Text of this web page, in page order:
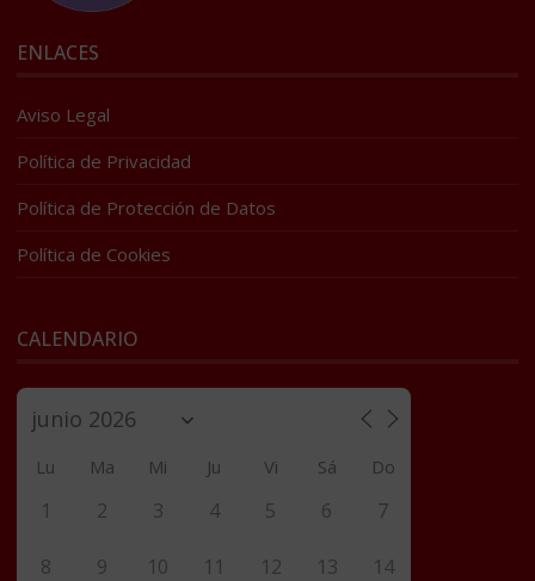
ENLACES
Aviso Legal
Política de Privacidad
Política de Protección de Datos
Política de Cookies
CALENDARIO
Lu Ma Mi Ju Vi Sá Do
1 2 3 4 5 6 7
8 9 10 11 12 13 14